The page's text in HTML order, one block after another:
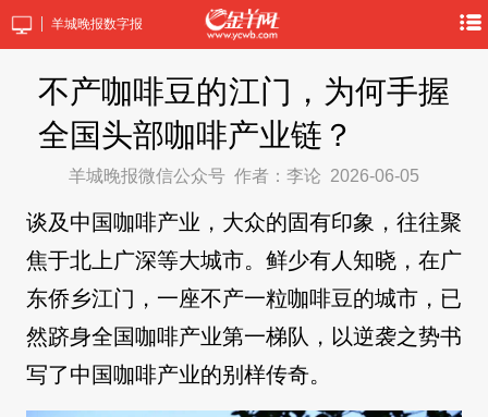
羊城晚报数字报
不产咖啡豆的江门，为何手握
全国头部咖啡产业链？
羊城晚报微信公众号 作者：李论 2026-06-05
谈及中国咖啡产业，大众的固有印象，往往聚
焦于北上广深等大城市。鲜少有人知晓，在广
东侨乡江门，一座不产一粒咖啡豆的城市，已
然跻身全国咖啡产业第一梯队，以逆袭之势书
写了中国咖啡产业的别样传奇。